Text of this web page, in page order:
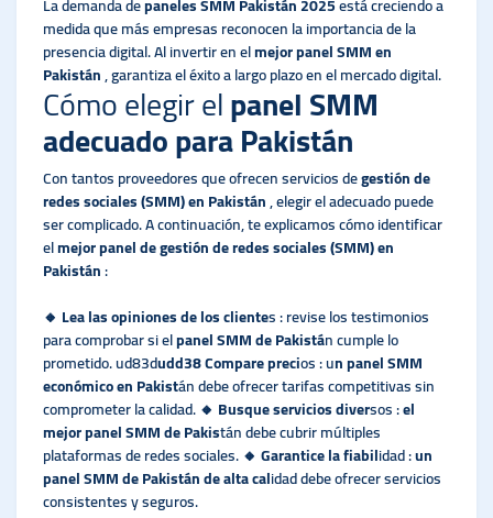
medida que más empresas reconocen la importancia de la
presencia digital. Al invertir en elmejor panel SMM en
Pakistán, garantiza el éxito a largo plazo en el mercado digital.
Cómo elegir elpanel SMM
adecuado para Pakistán
Con tantos proveedores que ofrecen servicios degestión de
redes sociales (SMM) en Pakistán, elegir el adecuado puede
ser complicado. A continuación, te explicamos cómo identificar
elmejor panel de gestión de redes sociales (SMM) en
Pakistán:
🔸 Lea las opiniones de los clientes : revise los testimonios
para comprobar si elpanel SMM de Pakistán cumple lo
prometido. ud83dudd38 Compare precios : un panel SMM
económico en Pakistán debe ofrecer tarifas competitivas sin
comprometer la calidad.🔸 Busque servicios diversos :el
mejor panel SMM de Pakistán debe cubrir múltiples
plataformas de redes sociales.🔸 Garantice la fiabilidad :un
panel SMM de Pakistán de alta calidad debe ofrecer servicios
consistentes y seguros.